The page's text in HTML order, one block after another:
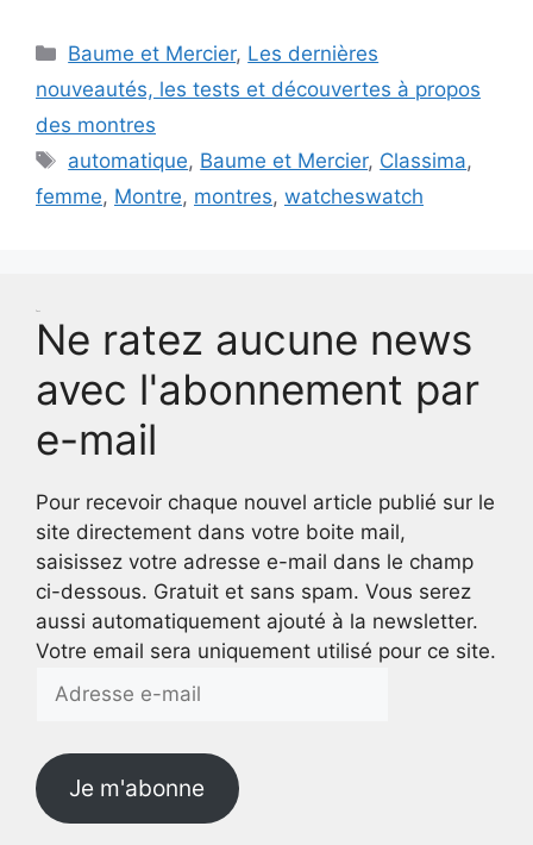
Catégories
Baume et Mercier, Les dernières
nouveautés, les tests et découvertes à propos
des montres
Étiquettes
automatique, Baume et Mercier, Classima,
femme, Montre, montres, watcheswatch
Test
Ne ratez aucune news
avec l'abonnement par
e-mail
Pour recevoir chaque nouvel article publié sur le
site directement dans votre boite mail,
saisissez votre adresse e-mail dans le champ
ci-dessous. Gratuit et sans spam. Vous serez
aussi automatiquement ajouté à la newsletter.
Votre email sera uniquement utilisé pour ce site.
Adresse
Je m'abonne